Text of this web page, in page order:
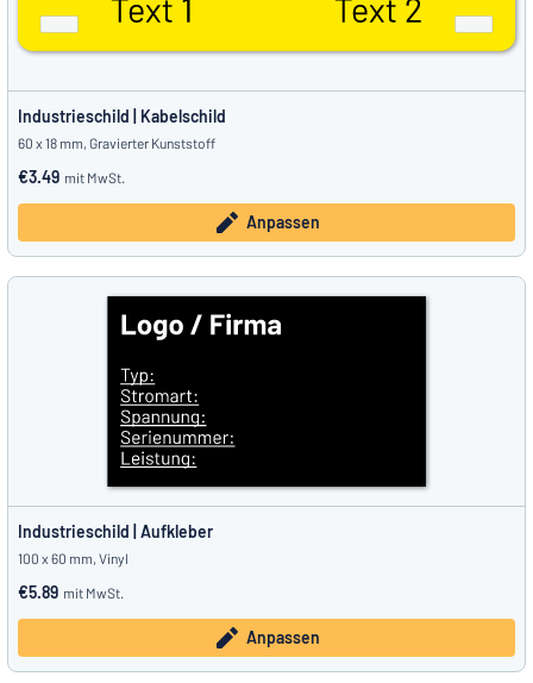
Industrieschild | Kabelschild
60 x 18 mm, Gravierter Kunststoff
€3.49 mit MwSt.
Anpassen
Industrieschild | Aufkleber
100 x 60 mm, Vinyl
€5.89 mit MwSt.
Anpassen